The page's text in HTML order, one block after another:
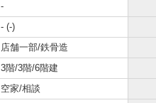
-
- (-)
店舗一部/鉄骨造
3階/3階/6階建
空家/相談